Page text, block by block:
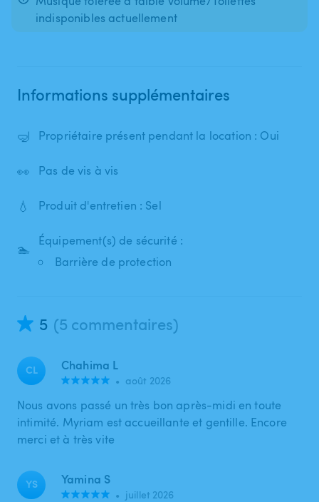
indisponibles actuellement
Informations supplémentaires
🤿 Propriétaire présent pendant la location : Oui
👀 Pas de vis à vis
💧 Produit d'entretien : Sel
🏊
Équipement(s) de sécurité :
Barrière de protection
5 (5 commentaires)
CL Chahima L
• août 2026
Nous avons passé un très bon après-midi en toute
intimité. Myriam est accueillante et gentille. Encore
merci et à très vite
YS Yamina S
• juillet 2026